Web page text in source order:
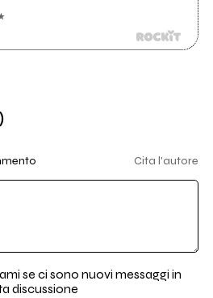
Cita l'autore
se ci sono nuovi messaggi in
discussione